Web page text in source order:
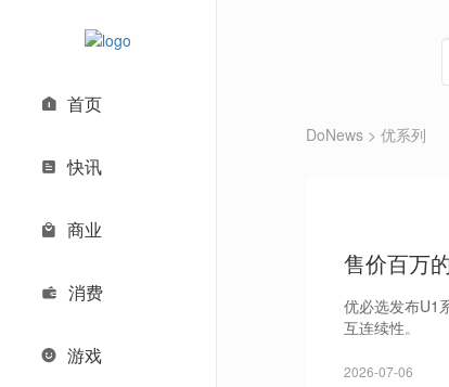
首页
快讯
商业
消费
游戏
DoNews > 优系列
售价百万
优必选发布U1
互连续性。
2026-07-06